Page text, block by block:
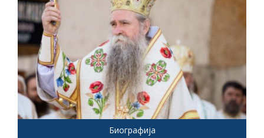
Биографија